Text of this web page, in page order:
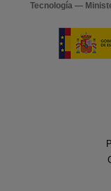
Tecnología —